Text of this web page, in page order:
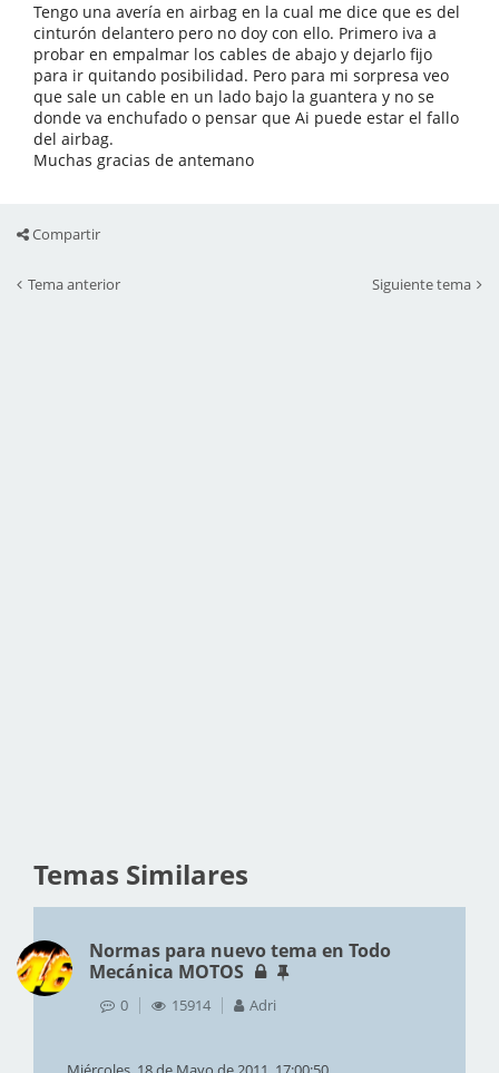
Tengo una avería en airbag en la cual me dice que es del
cinturón delantero pero no doy con ello. Primero iva a
probar en empalmar los cables de abajo y dejarlo fijo
para ir quitando posibilidad. Pero para mi sorpresa veo
que sale un cable en un lado bajo la guantera y no se
donde va enchufado o pensar que Ai puede estar el fallo
del airbag.
Muchas gracias de antemano
Compartir
Tema anterior Siguiente tema
Temas Similares
Normas para nuevo tema en Todo
Mecánica MOTOS
0 15914 Adri